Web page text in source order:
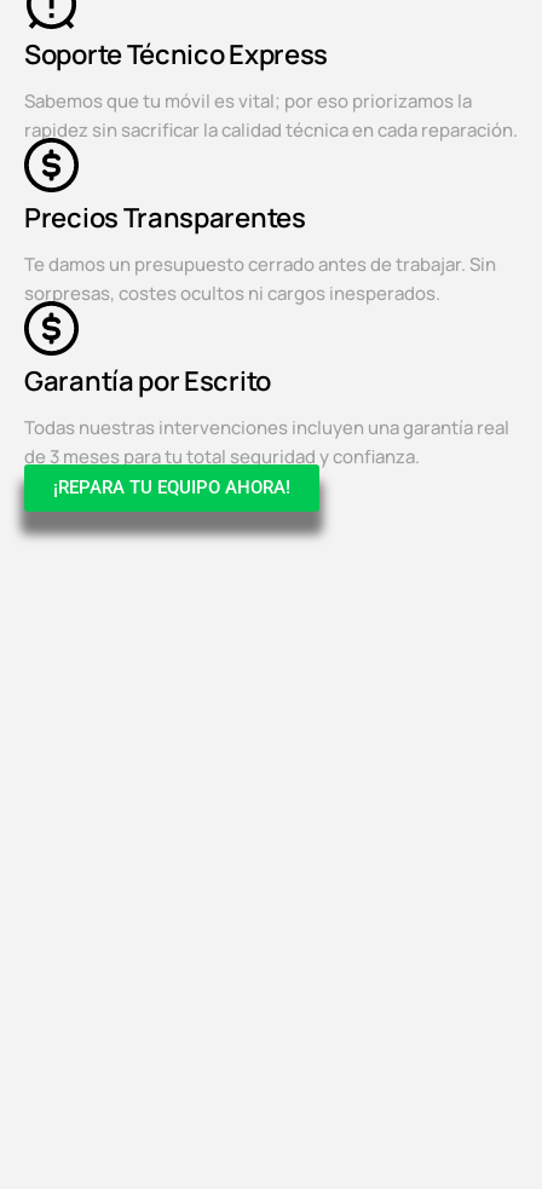
Soporte Técnico Express
Sabemos que tu móvil es vital; por eso priorizamos la
rapidez sin sacrificar la calidad técnica en cada reparación.
Precios Transparentes
Te damos un presupuesto cerrado antes de trabajar. Sin
sorpresas, costes ocultos ni cargos inesperados.
Garantía por Escrito
Todas nuestras intervenciones incluyen una garantía real
de 3 meses para tu total seguridad y confianza.
¡REPARA TU EQUIPO AHORA!